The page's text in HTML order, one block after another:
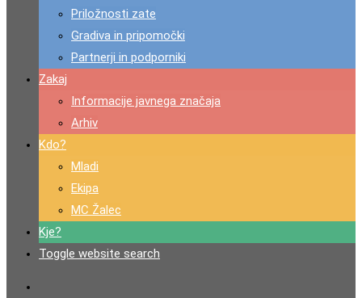
Priložnosti zate
Gradiva in pripomočki
Partnerji in podporniki
Zakaj
Informacije javnega značaja
Arhiv
Kdo?
Mladi
Ekipa
MC Žalec
Kje?
Toggle website search